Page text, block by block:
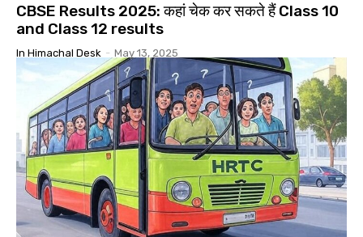
CBSE Results 2025: कहां चेक कर सकते हैं Class 10
and Class 12 results
In Himachal Desk - May 13, 2025